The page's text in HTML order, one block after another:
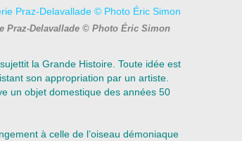
Praz-Delavallade © Photo Éric Simon
la Grande Histoire. Toute idée est
son appropriation par un artiste.
un objet domestique des années 50
à celle de l’oiseau démoniaque